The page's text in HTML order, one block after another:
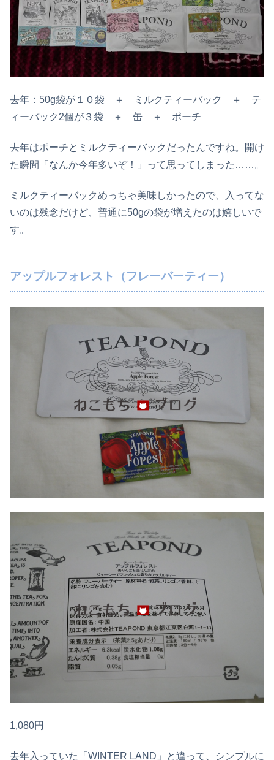
去年：50g袋が１０袋 ＋ ミルクティーバック ＋ テ
ィーバック2個が３袋 ＋ 缶 ＋ ポーチ
去年はポーチとミルクティーバックだったんですね。開け
た瞬間「なんか今年多いぞ！」って思ってしまった……。
ミルクティーバックめっちゃ美味しかったので、入ってな
いのは残念だけど、普通に50gの袋が増えたのは嬉しいで
す。
アップルフォレスト（フレーバーティー）
1,080円
去年入っていた「WINTER LAND」と違って、シンプルに